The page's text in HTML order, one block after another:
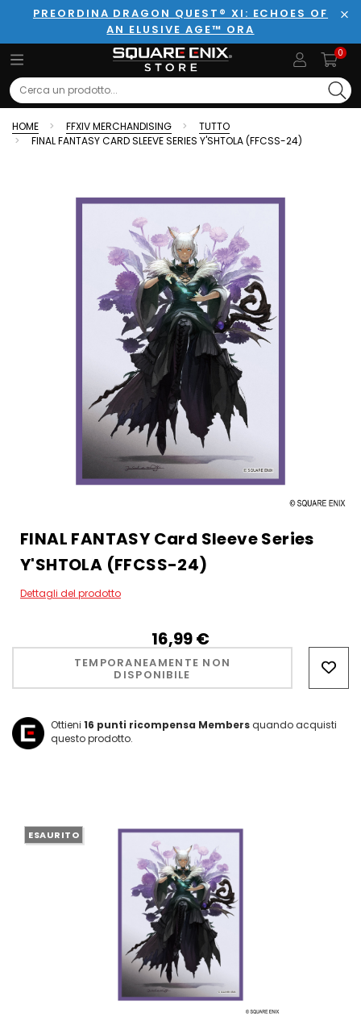
PREORDINA DRAGON QUEST® XI: ECHOES OF
AN ELUSIVE AGE™ ORA
0
Search
HOME FFXIV MERCHANDISING
TUTTO
FINAL FANTASY CARD SLEEVE SERIES Y'SHTOLA (FFCSS-24)
FINAL FANTASY Card Sleeve Series
Y'SHTOLA (FFCSS-24)
Dettagli del prodotto
16,99‎ ‎€
TEMPORANEAMENTE NON
DISPONIBILE
Ottieni 16 punti ricompensa Membersquando acquisti
questo prodotto.
ESAURITO